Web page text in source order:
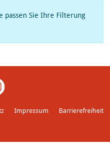
passen Sie Ihre Filterung
Impressum Barrierefreiheit